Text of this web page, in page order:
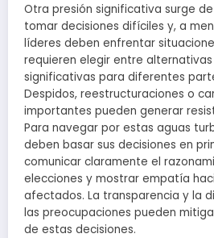
Otra presión significativa surge
tomar decisiones difíciles y, a
líderes deben enfrentar
requieren elegir entre
significativas para diferentes
Despidos, reestructuraciones o
importantes pueden generar
Para navegar por estas aguas
deben basar sus decisiones en
comunicar claramente el
elecciones y mostrar empatía
afectados. La transparencia y la
las preocupaciones pueden
de estas decisiones.